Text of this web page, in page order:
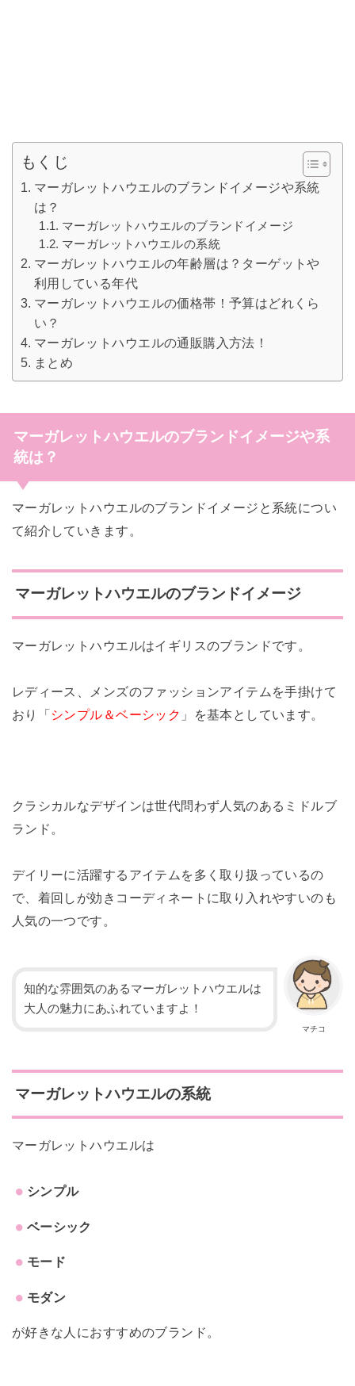
もくじ
マーガレットハウエルのブランドイメージや系統
は？
マーガレットハウエルのブランドイメージ
マーガレットハウエルの系統
マーガレットハウエルの年齢層は？ターゲットや
利用している年代
マーガレットハウエルの価格帯！予算はどれくら
い？
マーガレットハウエルの通販購入方法！
まとめ
マーガレットハウエルのブランドイメージや系
統は？
マーガレットハウエルのブランドイメージと系統につい
て紹介していきます。
マーガレットハウエルのブランドイメージ
マーガレットハウエルはイギリスのブランドです。
レディース、メンズのファッションアイテムを手掛けて
おり「シンプル＆ベーシック 」を基本としています。
クラシカルなデザインは世代問わず人気のあるミドルブ
ランド。
デイリーに活躍するアイテムを多く取り扱っているの
で、着回しが効きコーディネートに取り入れやすいのも
人気の一つです。
マチコ
知的な雰囲気のあるマーガレットハウエルは
大人の魅力にあふれていますよ！
マーガレットハウエルの系統
マーガレットハウエルは
シンプル
ベーシック
モード
モダン
が好きな人におすすめのブランド。